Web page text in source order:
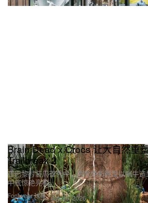
Footwear 球鞋
Brain Dead x Crocs 让大自然重
Trailbreak 2
在巴黎时装周首秀中，两款焕新鞋型以蜗牛
中底惊艳亮相。
Jun 30, 2026